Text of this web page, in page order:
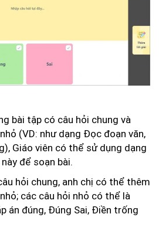
bài tập có câu hỏi chung và
(VD: như dạng Đọc đoạn văn,
Giáo viên có thể sử dụng dạng
để soạn bài.
hỏi chung, anh chị có thể thêm
các câu hỏi nhỏ có thể là
án đúng, Đúng Sai, Điền trống